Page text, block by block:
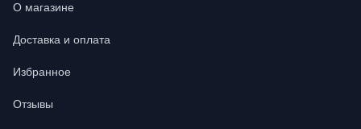
О магазине
Доставка и оплата
Избранное
Отзывы